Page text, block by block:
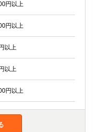
円以上
円以上
以上
以上
円以上
新宿
②新宿
)
②池袋